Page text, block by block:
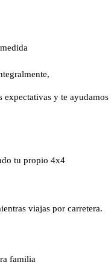
expectativas y te ayudamos
viajas por carretera.